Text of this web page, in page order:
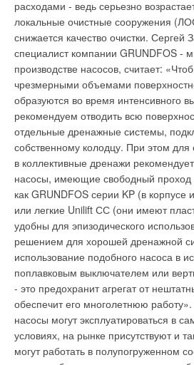
расходами - ведь серьезно
локальные очистные сооружения
снижается качество очистки. Сергей
специалист компании GRUNDFOS -
производстве насосов, считает:
чрезмерными объемами
образуются во время интенсивного
рекомендуем отводить всю
отдельные дренажные системы,
собственному колодцу. При этом
в коллективные дренажи
насосы, имеющие свободный
как GRUNDFOS серии KP (в
или легкие Unilift СС (они имеют
удобны для эпизодического
решением для хорошей дренажной
использование подобного насоса в
поплавковым выключателем или
- это предохранит агрегат от
обеспечит его многолетнюю
насосы могут эксплуатироваться в
условиях, на рынке присутствуют и
могут работать в полупогруженном